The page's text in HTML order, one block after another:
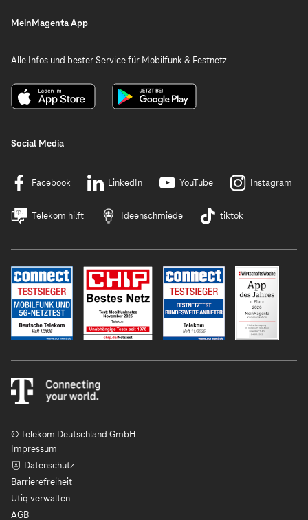
MeinMagenta App
Alle Infos und bester Service für Mobilfunk & Festnetz
Social Media
Facebook LinkedIn YouTube Instagram
Telekom hilft Ideenschmiede tiktok
© Telekom Deutschland GmbH
Impressum
Datenschutz
Barrierefreiheit
Utiq verwalten
AGB